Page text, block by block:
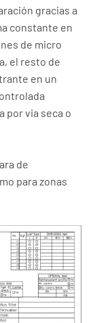
gracias a
constante en
de micro
el resto de
en un
por via seca o
de
para zonas